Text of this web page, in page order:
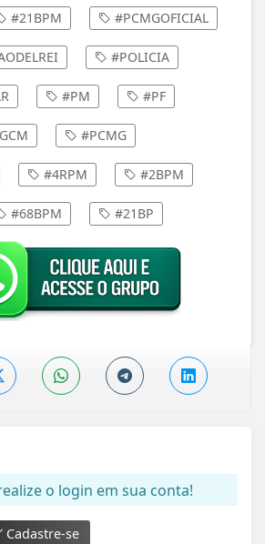
#21BPM #PCMGOFICIAL
#POLICIA
#PM #PF
#PCMG
#4RPM #2BPM
#68BPM #21BP
o login em sua conta!
Cadastre-se